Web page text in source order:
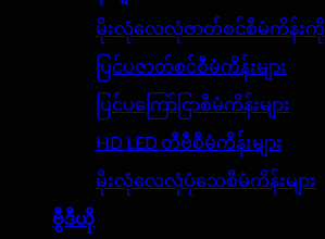
မိုးလုံလေလုံဇာတ်စင်စီမံကိန်းကို
ပြင်ပဇာတ်စင်စီမံကိန်းများ
ပြင်ပကြော်ငြာစီမံကိန်းများ
HD LED တီဗီစီမံကိန်းများ
မိုးလုံလေလုံပုံသေစီမံကိန်းများ
ဗွီဒီယို